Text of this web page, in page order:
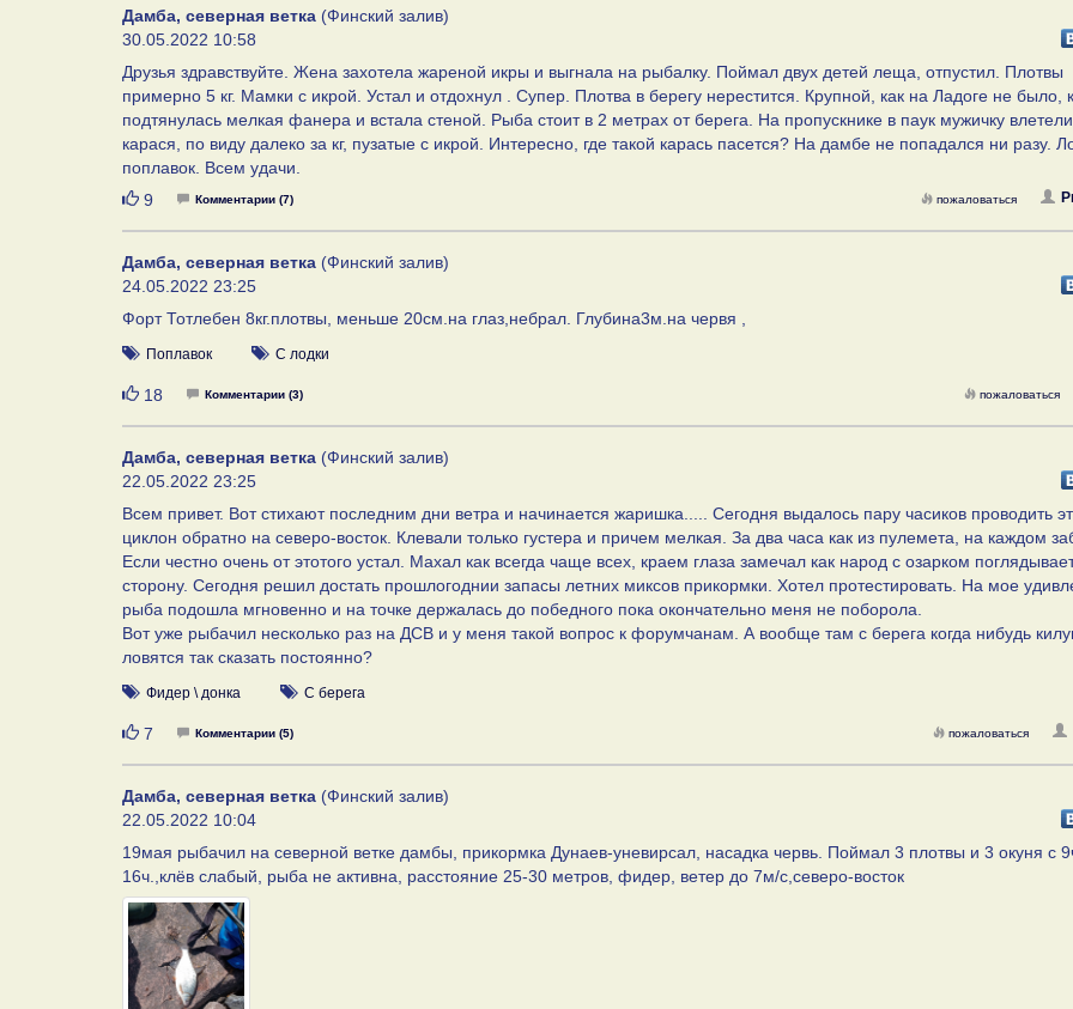
Дамба, северная ветка (Финский залив)
30.05.2022 10:58
Друзья здравствуйте. Жена захотела жареной икры и выгнала на рыбалку. Поймал двух детей леща, отпустил. Плотвы
примерно 5 кг. Мамки с икрой. Устал и отдохнул . Супер. Плотва в берегу нерестится. Крупной, как на Ладоге не было,
подтянулась мелкая фанера и встала стеной. Рыба стоит в 2 метрах от берега. На пропускнике в паук мужичку
карася, по виду далеко за кг, пузатые с икрой. Интересно, где такой карась пасется? На дамбе не попадался ни разу.
поплавок. Всем удачи.
Нравится
9 Комментарии (7) пожаловаться
Дамба, северная ветка (Финский залив)
24.05.2022 23:25
Форт Тотлебен 8кг.плотвы, меньше 20см.на глаз,небрал. Глубина3м.на червя ,
Поплавок С лодки
Нравится
18 Комментарии (3) пожаловаться
Дамба, северная ветка (Финский залив)
22.05.2022 23:25
Всем привет. Вот стихают последним дни ветра и начинается жаришка..... Сегодня выдалось пару часиков проводить
циклон обратно на северо-восток. Клевали только густера и причем мелкая. За два часа как из пулемета, на каждом
Если честно очень от этотого устал. Махал как всегда чаще всех, краем глаза замечал как народ с озарком
сторону. Сегодня решил достать прошлогоднии запасы летних миксов прикормки. Хотел протестировать. На мое
рыба подошла мгновенно и на точке держалась до победного пока окончательно меня не поборола.
Вот уже рыбачил несколько раз на ДСВ и у меня такой вопрос к форумчанам. А вообще там с берега когда нибудь
ловятся так сказать постоянно?
Фидер \ донка С берега
Нравится
7 Комментарии (5) пожаловаться
Дамба, северная ветка (Финский залив)
22.05.2022 10:04
19мая рыбачил на северной ветке дамбы, прикормка Дунаев-уневирсал, насадка червь. Поймал 3 плотвы и 3 окуня с
16ч.,клёв слабый, рыба не активна, расстояние 25-30 метров, фидер, ветер до 7м/с,северо-восток